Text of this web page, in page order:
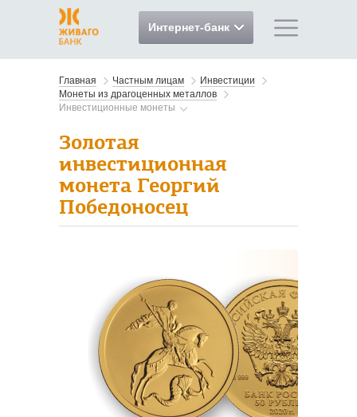
Интернет-банк
Главная Частным лицам
Инвестиции
Монеты из драгоценных металлов
Инвестиционные монеты
Золотая
инвестиционная
монета Георгий
Победоносец